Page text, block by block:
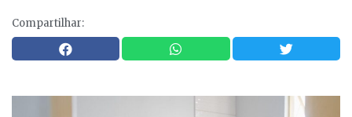
Compartilhar: